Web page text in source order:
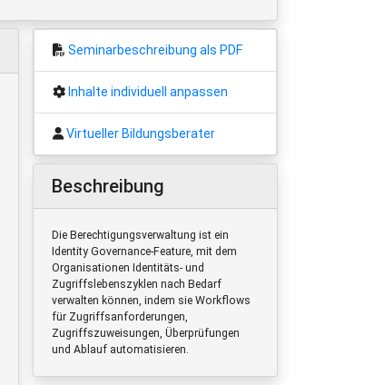
Seminarbeschreibung als PDF
Inhalte individuell anpassen
Virtueller Bildungsberater
Beschreibung
Die Berechtigungsverwaltung ist ein
Identity Governance-Feature, mit dem
Organisationen Identitäts- und
Zugriffslebenszyklen nach Bedarf
verwalten können, indem sie Workflows
für Zugriffsanforderungen,
Zugriffszuweisungen, Überprüfungen
und Ablauf automatisieren.